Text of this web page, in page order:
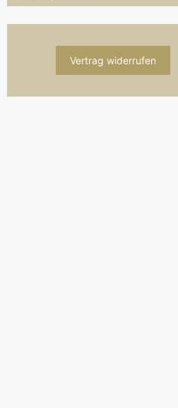
Vertrag widerrufen